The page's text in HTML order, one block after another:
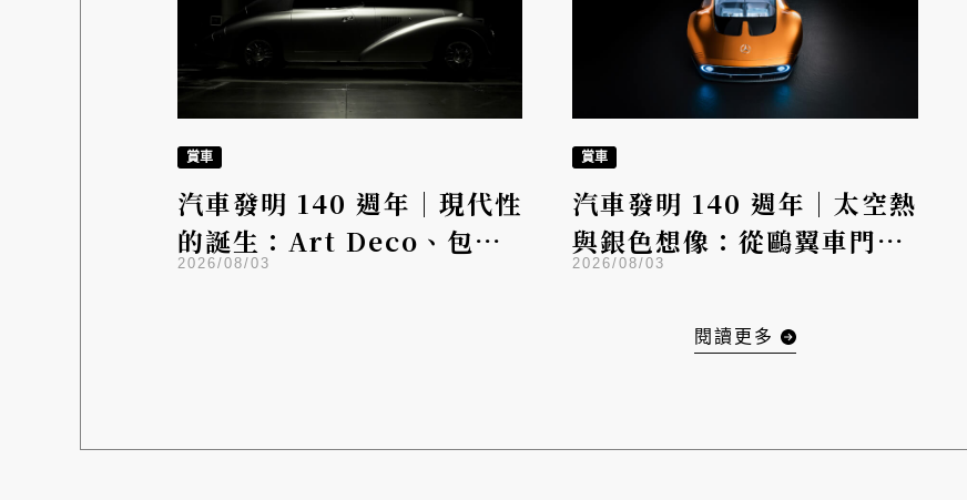
賞車
汽車發明 140 週年｜現代性
的誕生：Art Deco、包浩
斯與 Mercedes-Benz 開
2026/08/03
賞車
汽車發明 140 週年｜太空熱
與銀色想像：從鷗翼車門到
C 111，Mercedes-Benz
2026/08/03
閱讀更多